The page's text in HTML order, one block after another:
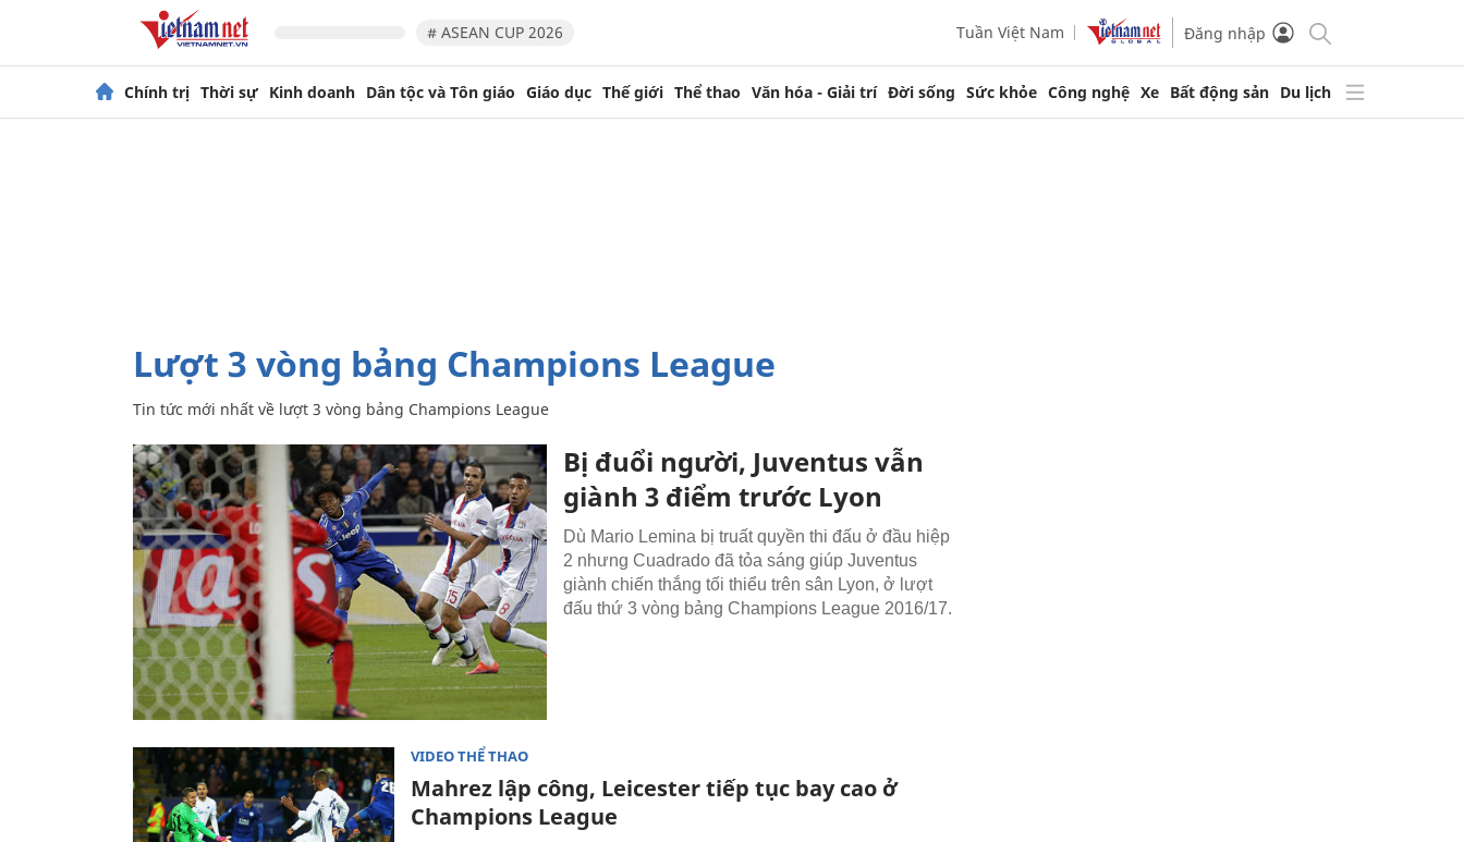
# ASEAN CUP 2026 Tuần Việt Nam Đăng nhập
Chính trị Thời sự Kinh doanh Dân tộc và Tôn giáo Giáo dục Thế giới Thể thao Văn hóa - Giải trí Đời sống Sức khỏe Công nghệ Xe Bất động sản Du lịch
lượt 3 vòng bảng Champions League
Tin tức mới nhất về lượt 3 vòng bảng Champions League
Bị đuổi người, Juventus vẫn
giành 3 điểm trước Lyon
Dù Mario Lemina bị truất quyền thi đấu ở đầu hiệp
2 nhưng Cuadrado đã tỏa sáng giúp Juventus
giành chiến thắng tối thiểu trên sân Lyon, ở lượt
đấu thứ 3 vòng bảng Champions League 2016/17.
VIDEO THỂ THAO
Mahrez lập công, Leicester tiếp tục bay cao ở
Champions League